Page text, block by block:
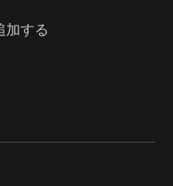
加する